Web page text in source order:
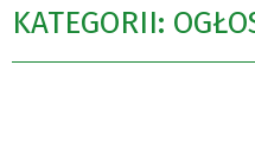
KATEGORII: